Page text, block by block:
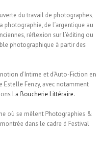
du travail de photographes,
de l’argentique au
réflexion sur l’éditing ou
photographique à partir des
d’Intime et d’Auto-Fiction en
Estelle Fenzy, avec notamment
La Boucherie Littéraire.
où se mêlent Photographies &
dans le cadre d Festival